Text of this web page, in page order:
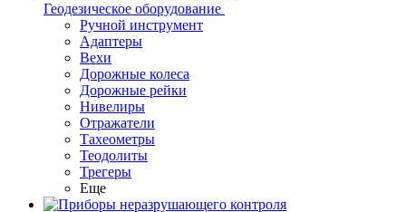
Геодезическое оборудование
Ручной инструмент
Адаптеры
Вехи
Дорожные колеса
Дорожные рейки
Нивелиры
Отражатели
Тахеометры
Теодолиты
Трегеры
Еще